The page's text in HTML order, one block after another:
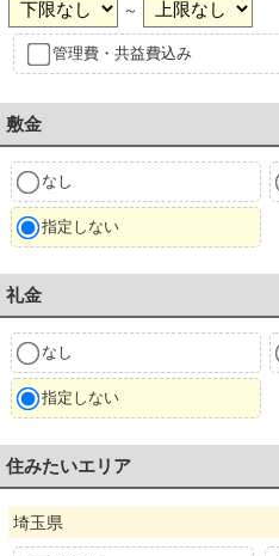
～
管理費・共益費込み
敷金
なし
指定しない
礼金
なし
指定しない
住みたいエリア
埼玉県